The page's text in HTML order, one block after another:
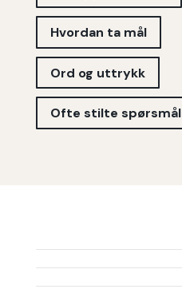
Hvordan ta mål
Ord og uttrykk
Ofte stilte spørsmål